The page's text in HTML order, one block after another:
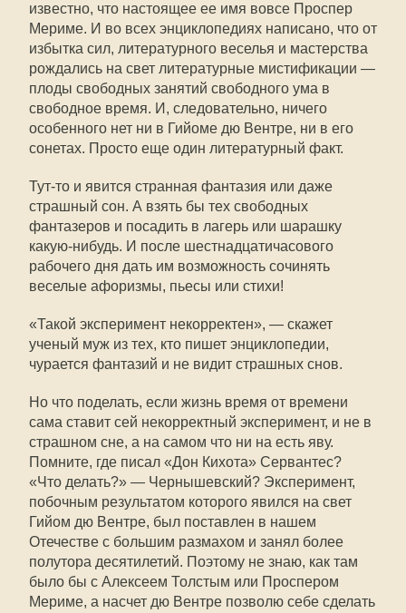
известно, что настоящее ее имя вовсе Проспер
Мериме. И во всех энциклопедиях написано, что от
избытка сил, литературного веселья и мастерства
рождались на свет литературные мистификации —
плоды свободных занятий свободного ума в
свободное время. И, следовательно, ничего
особенного нет ни в Гийоме дю Вентре, ни в его
сонетах. Просто еще один литературный факт.
Тут-то и явится странная фантазия или даже
страшный сон. А взять бы тех свободных
фантазеров и посадить в лагерь или шарашку
какую-нибудь. И после шестнадцатичасового
рабочего дня дать им возможность сочинять
веселые афоризмы, пьесы или стихи!
«Такой эксперимент некорректен», — скажет
ученый муж из тех, кто пишет энциклопедии,
чурается фантазий и не видит страшных снов.
Но что поделать, если жизнь время от времени
сама ставит сей некорректный эксперимент, и не в
страшном сне, а на самом что ни на есть яву.
Помните, где писал «Дон Кихота» Сервантес?
«Что делать?» — Чернышевский? Эксперимент,
побочным результатом которого явился на свет
Гийом дю Вентре, был поставлен в нашем
Отечестве с большим размахом и занял более
полутора десятилетий. Поэтому не знаю, как там
было бы с Алексеем Толстым или Проспером
Мериме, а насчет дю Вентре позволю себе сделать